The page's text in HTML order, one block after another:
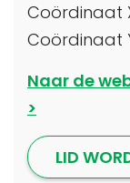
Coördinaat
Coördinaat
Naar de
LID